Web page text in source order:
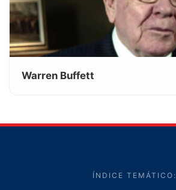
Warren Buffett
ÍNDICE TEMÁTICO: